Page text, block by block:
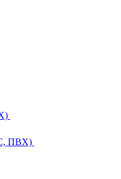
ПВХ)